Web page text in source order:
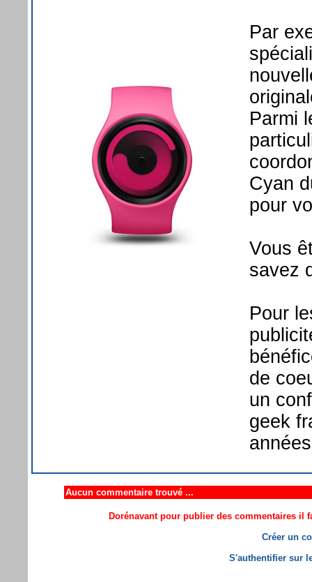
Par
Parmi
Cyan
pour
Vous
savez
Pour
de
un
geek
Aucun commentaire trouvé ...
Dorénavant pour publier des commentaires il
Créer un
S'authentifier sur